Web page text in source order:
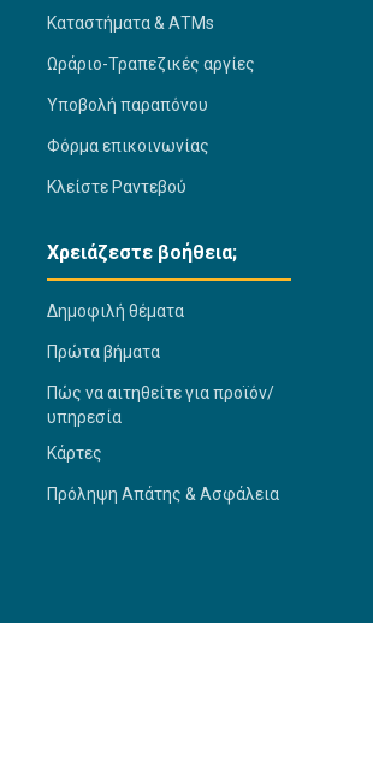
Kαταστήματα & ΑΤΜs
Ωράριο-Τραπεζικές αργίες
Υποβολή παραπόνου
Φόρμα επικοινωνίας
Κλείστε Ραντεβού
Χρειάζεστε βοήθεια;
Δημοφιλή θέματα
Πρώτα βήματα
Πώς να αιτηθείτε για προϊόν/
υπηρεσία
Κάρτες
Πρόληψη Απάτης & Ασφάλεια